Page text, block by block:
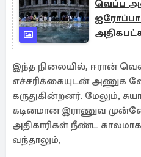
வெப்ப
நாடு
இந்த நிலையில், ஈரான்
எச்சரிக்கையுடன் அணுக
கருதுகின்றனர். மேலும்,
கடினமான இராணுவ
அதிகாரிகள் நீண்ட
வந்தாலும்,